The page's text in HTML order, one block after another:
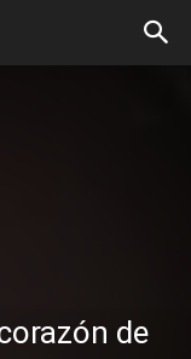
de